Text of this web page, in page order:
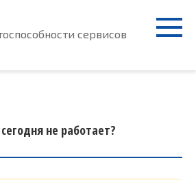
сервисов
не работает?